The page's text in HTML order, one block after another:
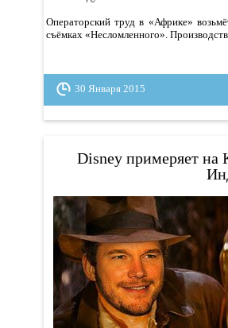
Операторский труд в «Африке»
съёмках «Несломленного».
30 Января 2015
Disney примеряет на